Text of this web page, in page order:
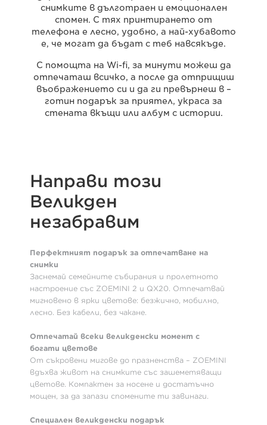
снимките в дълготраен и емоционален
спомен. С тях принтирането от
телефона е лесно, удобно, а най-хубавото
е, че могат да бъдат с теб навсякъде.
С помощта на Wi-fi, за минути можеш да
отпечаташ всичко, а после да отприщиш
въображението си и да ги превърнеш в –
готин подарък за приятел, украса за
стената вкъщи или албум с истории.
Направи този
Великден
незабравим
Перфектният подарък за отпечатване на
снимки
Заснемай семейните събирания и пролетното
настроение със ZOEMINI 2 и QX20. Отпечатвай
мигновено в ярки цветове: безжично, мобилно,
лесно. Без кабели, без чакане.
Отпечатай всеки великденски момент с
богати цветове
От съкровени мигове до празненства – ZOEMINI
вдъхва живот на снимките със зашеметяващи
цветове. Компактен за носене и достатъчно
мощен, за да запази спомените ти завинаги.
Специален великденски подарък